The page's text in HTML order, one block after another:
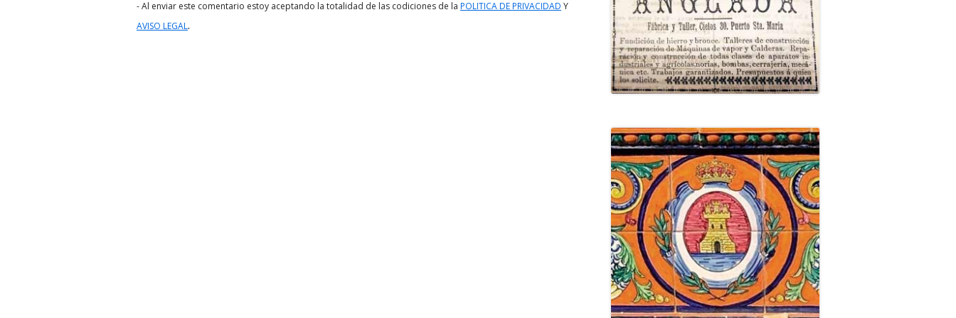
- Al enviar este comentario estoy aceptando la totalidad de las codiciones de la POLITICA DE PRIVACIDAD Y
AVISO LEGAL.